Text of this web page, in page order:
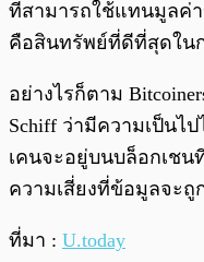
ที่สามารถใช้แทนมูลค่า
คือสินทรัพย์ที่ดีที่สุดใน
อย่างไรก็ตาม
Schiff ว่ามีความเป็นไ
เคนจะอยู่บนบล็อกเชน
ความเสี่ยงที่ข้อมูลจะ
ที่มา : U.today